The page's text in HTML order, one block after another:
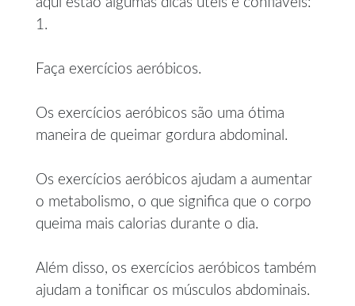
1.
Faça exercícios aeróbicos.
Os exercícios aeróbicos são uma ótima
maneira de queimar gordura abdominal.
Os exercícios aeróbicos ajudam a aumentar
o metabolismo, o que significa que o corpo
queima mais calorias durante o dia.
Além disso, os exercícios aeróbicos também
ajudam a tonificar os músculos abdominais.